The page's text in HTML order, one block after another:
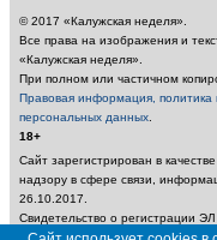
© 2017 «Калужская неделя».
Все права на изображения и
«Калужская неделя».
При полном или частичном
Правовая информация,
персональных данных
18+
Сайт зарегистрирован в
надзору в сфере связи,
26.10.2017.
Свидетельство о регистрации
Учредитель: Муниципальное